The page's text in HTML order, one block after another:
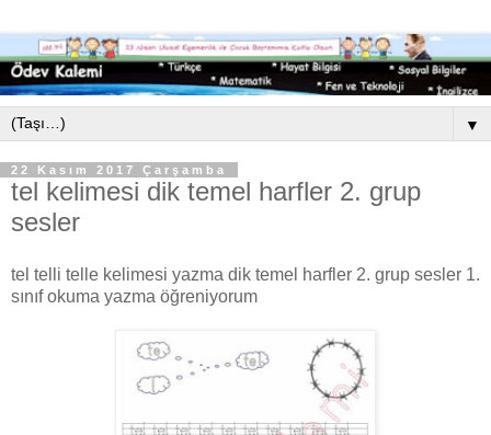
▼
22 Kasım 2017 Çarşamba
tel kelimesi dik temel harfler 2. grup
sesler
tel telli telle kelimesi yazma dik temel harfler 2. grup sesler 1.
sınıf okuma yazma öğreniyorum